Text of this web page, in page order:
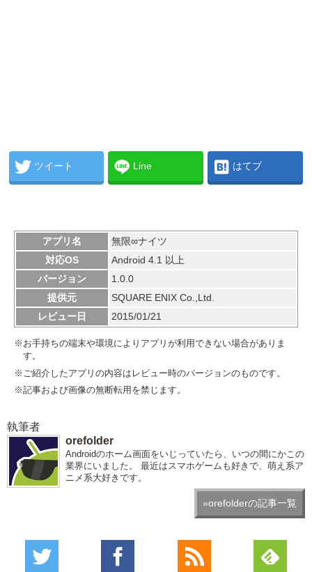
ツイート Line はてブ
アプリ名
無限∞ナイツ
対応OS
Android 4.1 以上
バージョン
1.0.0
提供元
SQUARE ENIX Co.,Ltd.
レビュー日
2015/01/21
※お手持ちの端末や環境によりアプリが利用できない場合がありま
す。
※ご紹介したアプリの内容はレビュー時のバージョンのものです。
※記事および画像の無断転用を禁じます。
執筆者
orefolder
Androidのホーム画面をいじっていたら、いつの間にかこの
業界にいました。 最近はスマホゲームも好きで、萌え系ア
ニメ系大好きです。
»orefolderの記事一覧